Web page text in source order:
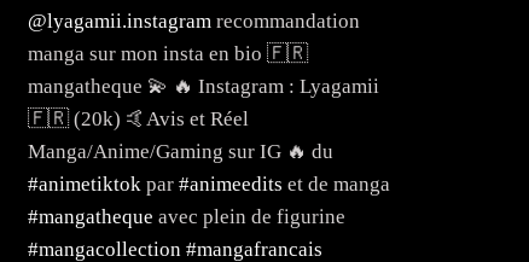
@lyagamii.instagram recommandation
manga sur mon insta en bio 🇫🇷
mangatheque 💫 🔥 Instagram : Lyagamii
🇫🇷 (20k) 🤙Avis et Réel
Manga/Anime/Gaming sur IG 🔥 du
#animetiktok par #animeedits et de manga
#mangatheque avec plein de figurine
#mangacollection #mangafrancais